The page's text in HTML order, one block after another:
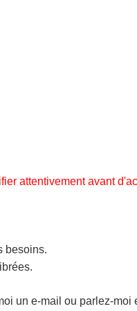
attentivement avant
besoins.
un e-mail ou parlez-moi